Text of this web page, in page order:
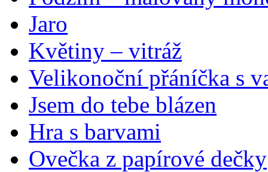
Jaro
Květiny – vitráž
Velikonoční přáníčka s
Jsem do tebe blázen
Hra s barvami
Ovečka z papírové dečky